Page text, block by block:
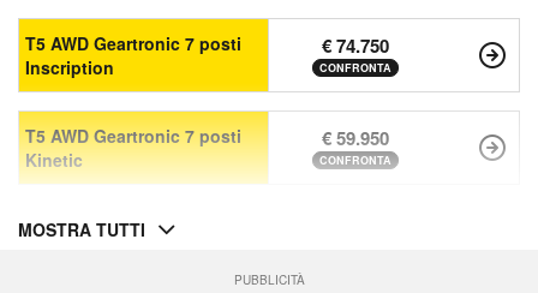
T5 AWD Geartronic 7 posti
Inscription
€ 74.750
CONFRONTA
T5 AWD Geartronic 7 posti
Kinetic
€ 59.950
CONFRONTA
MOSTRA TUTTI
PUBBLICITÀ